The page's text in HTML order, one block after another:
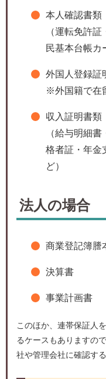
本人確認書類
（運転免許
民基本台帳カ
外国人登録証
※外国籍で在
収入証明書類
（給与明細
格者証・年金
ど）
法人の場合
商業登記簿謄
決算書
事業計画書
このほか、連帯保証人
るケースもありますの
社や管理会社に確認す